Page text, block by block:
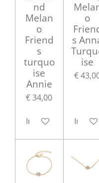
nd
Melan
o
Friend
s
turquo
ise
Annie
€ 34,00
In winkelwagen
o
s
ise
€
In